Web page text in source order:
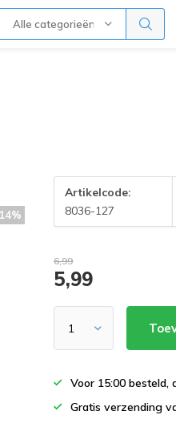
Alle categorieën
Artikelcode:
8036-127
6,99
5,99
Voor 15:00 besteld,
Gratis verzending